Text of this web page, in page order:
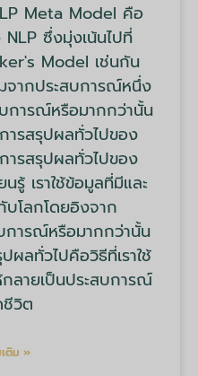
Meta Model คือ
ซึ่งมุ่งเน้นไปที่
Model เช่นกัน
จากประสบการณ์หนึ่ง
การณ์หรือมากกว่านั้น
ารสรุปผลทั่วไปของ
รสรุปผลทั่วไปของ
นรู้ เราใช้ข้อมูลที่มีและ
บโลกโดยอิงจาก
ารณ์หรือมากกว่านั้น
ลทั่วไปคือวิธีที่เราใช้
ลายเป็นประสบการณ์
วิต
ติม »